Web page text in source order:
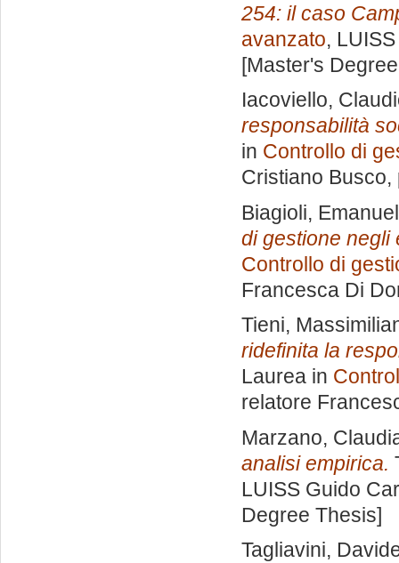
254: il caso
avanzato,
[Master's
Iacoviello,
responsabilità
in Controllo di
Cristiano Busco,
Biagioli,
di gestione negli
Controllo di
Francesca Di
Tieni,
ridefinita la
Laurea in
relatore
Marzano,
analisi empirica.
LUISS Guido
Degree Thesis]
Tagliavini,